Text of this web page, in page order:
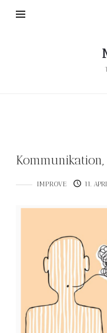
Kommunikation,
IMPROVE 11.